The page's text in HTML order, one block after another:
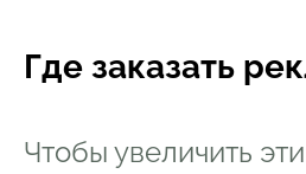
Где заказать
Чтобы увеличить